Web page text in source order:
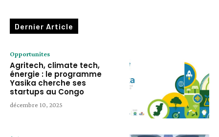
Dernier Article
Opportunites
Agritech, climate tech,
énergie : le programme
Yasika cherche ses
startups au Congo
décembre 10, 2025